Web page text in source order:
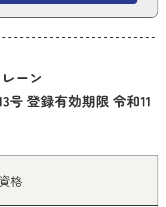
ーン
号 登録有効期限 令和11
格